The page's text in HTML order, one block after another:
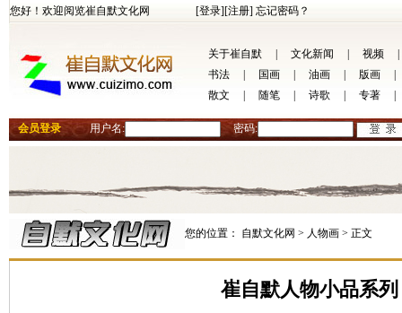
您好！欢迎阅览崔自默文化网 [登录][注册] 忘记密码？
关于崔自默 文化新闻 视频
书法
国画 油画 版画
散文
随笔 诗歌 专著
会员登录 用户名: 密码:
您的位置： 自默文化网 > 人物画 > 正文
崔自默人物小品系列